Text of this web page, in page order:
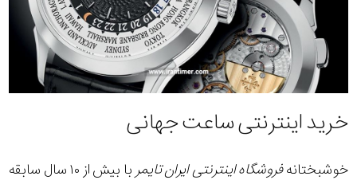
خرید اینترنتی ساعت جهانی
خوشبختانهفروشگاه اینترنتی ایران تایمر
با بیش از ۱۰ سال سابقه